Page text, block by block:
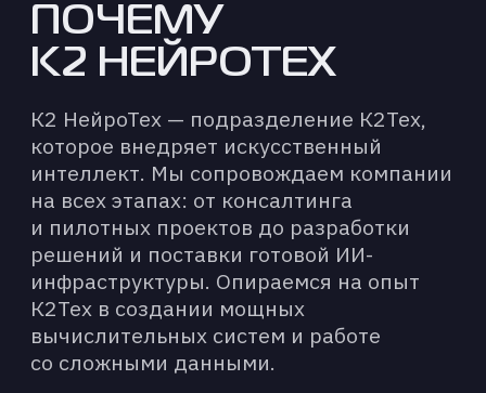
персональных данных
даю
согласиена их обработку
для получения рекомендаций *
Я даю согласие
на обработку
получать рекламные,
информационные и иные
сообщения от Оператора